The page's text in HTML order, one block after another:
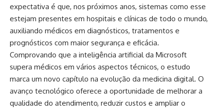
expectativa é que, nos próximos anos, sistemas como esse
estejam presentes em hospitais e clínicas de todo o mundo,
auxiliando médicos em diagnósticos, tratamentos e
prognósticos com maior segurança e eficácia.
Comprovando que a inteligência artificial da Microsoft
supera médicos em vários aspectos técnicos, o estudo
marca um novo capítulo na evolução da medicina digital. O
avanço tecnológico oferece a oportunidade de melhorar a
qualidade do atendimento, reduzir custos e ampliar o